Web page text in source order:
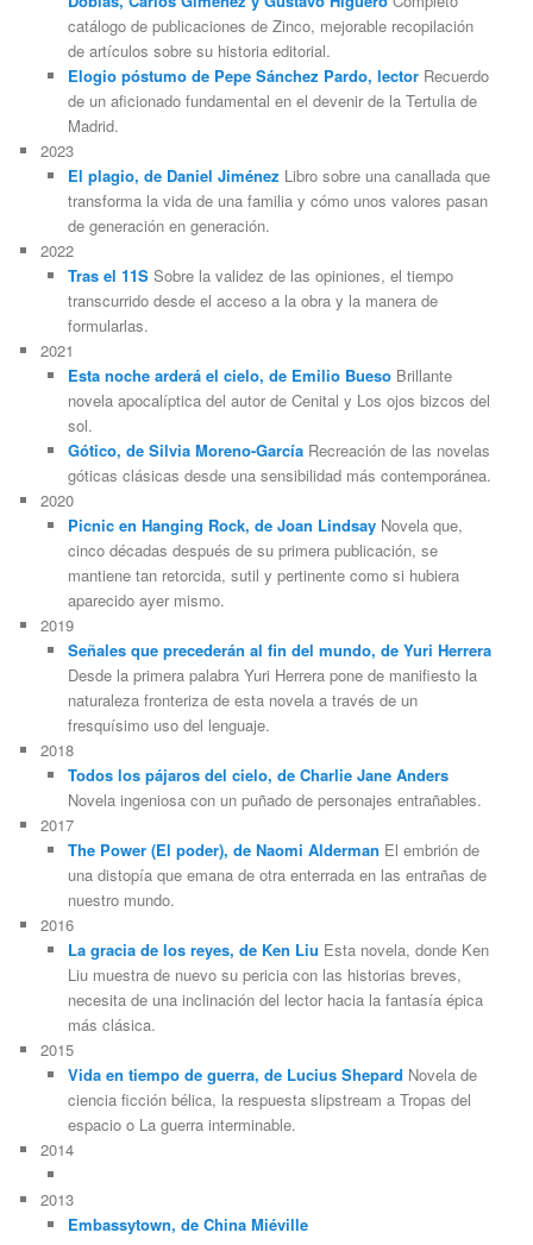
catálogo de publicaciones de Zinco, mejorable recopilación
de artículos sobre su historia editorial.
Elogio póstumo de Pepe Sánchez Pardo, lectorRecuerdo
de un aficionado fundamental en el devenir de la Tertulia de
Madrid.
2023
El plagio, de Daniel Jiménez Libro sobre una canallada que
transforma la vida de una familia y cómo unos valores pasan
de generación en generación.
2022
Tras el 11SSobre la validez de las opiniones, el tiempo
transcurrido desde el acceso a la obra y la manera de
formularlas.
2021
Esta noche arderá el cielo, de Emilio BuesoBrillante
novela apocalíptica del autor de Cenital y Los ojos bizcos del
sol.
Gótico, de Silvia Moreno-GarcíaRecreación de las novelas
góticas clásicas desde una sensibilidad más contemporánea.
2020
Picnic en Hanging Rock, de Joan LindsayNovela que,
cinco décadas después de su primera publicación, se
mantiene tan retorcida, sutil y pertinente como si hubiera
aparecido ayer mismo.
2019
Señales que precederán al fin del mundo, de Yuri Herrera
Desde la primera palabra Yuri Herrera pone de manifiesto la
naturaleza fronteriza de esta novela a través de un
fresquísimo uso del lenguaje.
2018
Todos los pájaros del cielo, de Charlie Jane Anders
Novela ingeniosa con un puñado de personajes entrañables.
2017
The Power (El poder), de Naomi Alderman El embrión de
una distopía que emana de otra enterrada en las entrañas de
nuestro mundo.
2016
La gracia de los reyes, de Ken Liu Esta novela, donde Ken
Liu muestra de nuevo su pericia con las historias breves,
necesita de una inclinación del lector hacia la fantasía épica
más clásica.
2015
Vida en tiempo de guerra, de Lucius Shepard Novela de
ciencia ficción bélica, la respuesta slipstream a Tropas del
espacio o La guerra interminable.
2014
2013
Embassytown, de China Miéville